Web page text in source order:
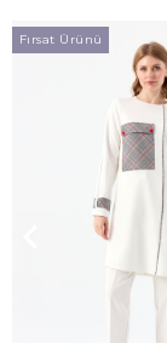
Fırsat Ürünü